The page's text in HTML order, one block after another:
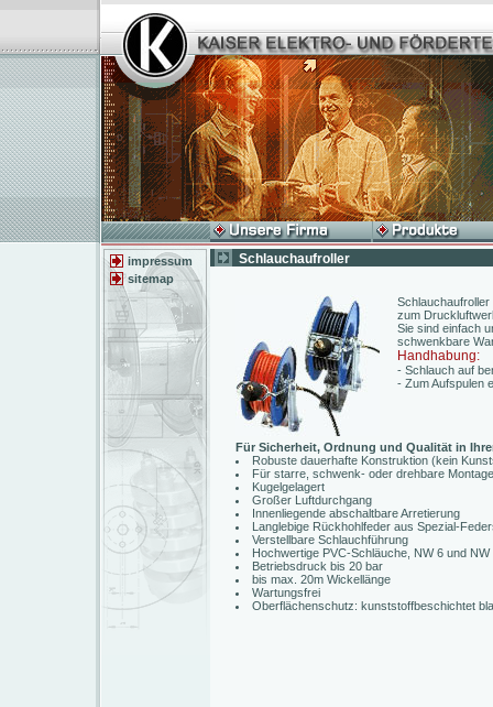
impressum
sitemap
Schlauchaufroller
zum
Sie sind einfach
schwenkbare
Handhabung:
- Schlauch auf
- Zum Aufspulen
Für Sicherheit, Ordnung und Qualität in
Robuste dauerhafte Konstruktion (kein
Für starre, schwenk- oder drehbare
Kugelgelagert
Großer Luftdurchgang
Innenliegende abschaltbare Arretierung
Langlebige Rückhohlfeder aus Spezial-
Verstellbare Schlauchführung
Hochwertige PVC-Schläuche, NW 6 und NW
Betriebsdruck bis 20 bar
bis max. 20m Wickellänge
Wartungsfrei
Oberflächenschutz: kunststoffbeschichtet